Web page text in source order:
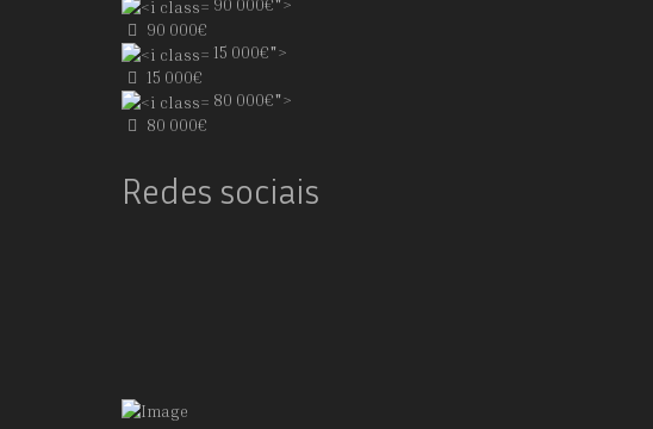
90 000€
15 000€">
15 000€
80 000€">
80 000€
Redes sociais